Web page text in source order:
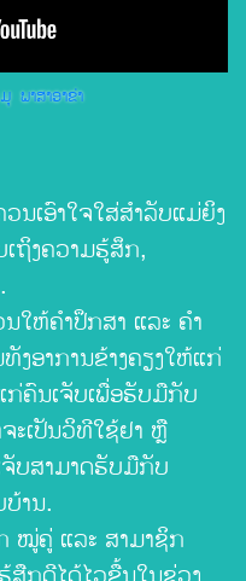
ພາສາອາຂ່າ
ນເອົາໃຈໃສ່ສໍາລັບແມ່ຍິງ
ຖິງຄວາມຮູ້ສຶກ,
ຫ້ຄໍາປຶກສາ ແລະ ຄໍາ
ງອາການຂ້າງຄຽງໃຫ້ແກ່
ກ່ຄົນເຈັບເພື່ອຮັບມືກັບ
ະເປັນວິທີໃຊ້ຢາ ຫຼື
ບສາມາດຮັບມືກັບ
ານ.
ໝູ່ຄູ່ ແລະ ສາມາຊິກ